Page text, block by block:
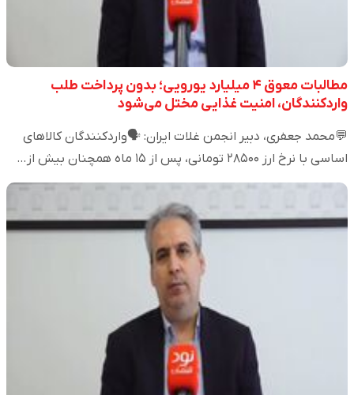
مطالبات معوق ۴ میلیارد یورویی؛ بدون پرداخت طلب
واردکنندگان، امنیت غذایی مختل می‌شود
💬محمد جعفری، دبیر انجمن غلات ایران: 🗣️واردکنندگان کالاهای
اساسی با نرخ ارز ۲۸۵۰۰ تومانی، پس از ۱۵ ماه همچنان بیش از…